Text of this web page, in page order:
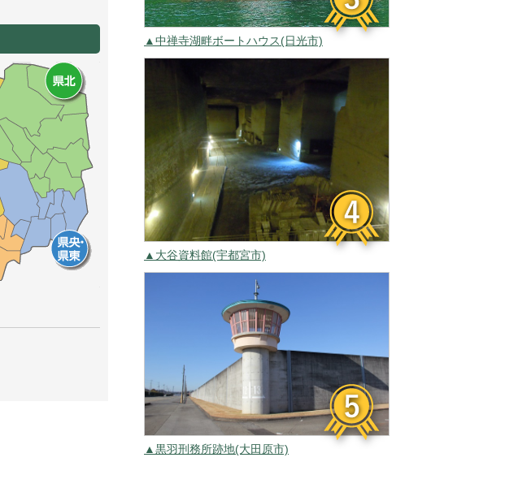
▲中禅寺湖畔ボートハウス(日光市)
▲大谷資料館(宇都宮市)
▲黒羽刑務所跡地(大田原市)